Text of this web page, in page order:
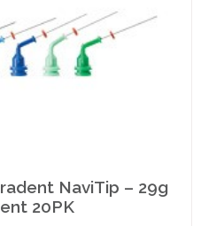
NaviTip – 29g
20PK